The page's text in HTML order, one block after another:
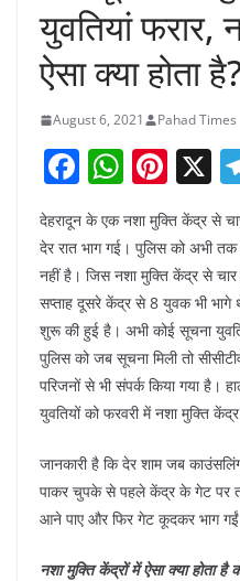
युवतियां फरार,
ऐसा क्या होता
August 6, 2021 Pahad Times
F
a
c
e
b
o
o
k
W
at
s
A
p
p
Pi
nt
er
e
st
X
देहरादून के एक नशा मुक्ति केंद्र से
देर रात भाग गई। पुलिस को अभी
नहीं है। जिस नशा मुक्ति केंद्र से
सप्ताह दूसरे केंद्र से 8 युवक भी
शुरू की हुई है। अभी कोई सूचना
पुलिस को जब सूचना मिली तो
परिजनों से भी संपर्क किया गया है।
युवतियों को फरवरी में नशा मुक्ति केंद्र
जानकारी है कि देर शाम जब
पाकर चुपके से पहले केंद्र के गेट पर
आने पाए और फिर गेट कूदकर भाग
नशा मुक्ति केंद्रों में ऐसा क्या होता है